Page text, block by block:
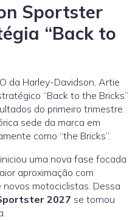
Sportster
“Back to
da Harley-Davidson, Artie
“Back to the Bricks”
do primeiro trimestre.
sede da marca em
como “the Bricks”.
uma nova fase focada
aproximação com
motociclistas. Dessa
2027 se tornou